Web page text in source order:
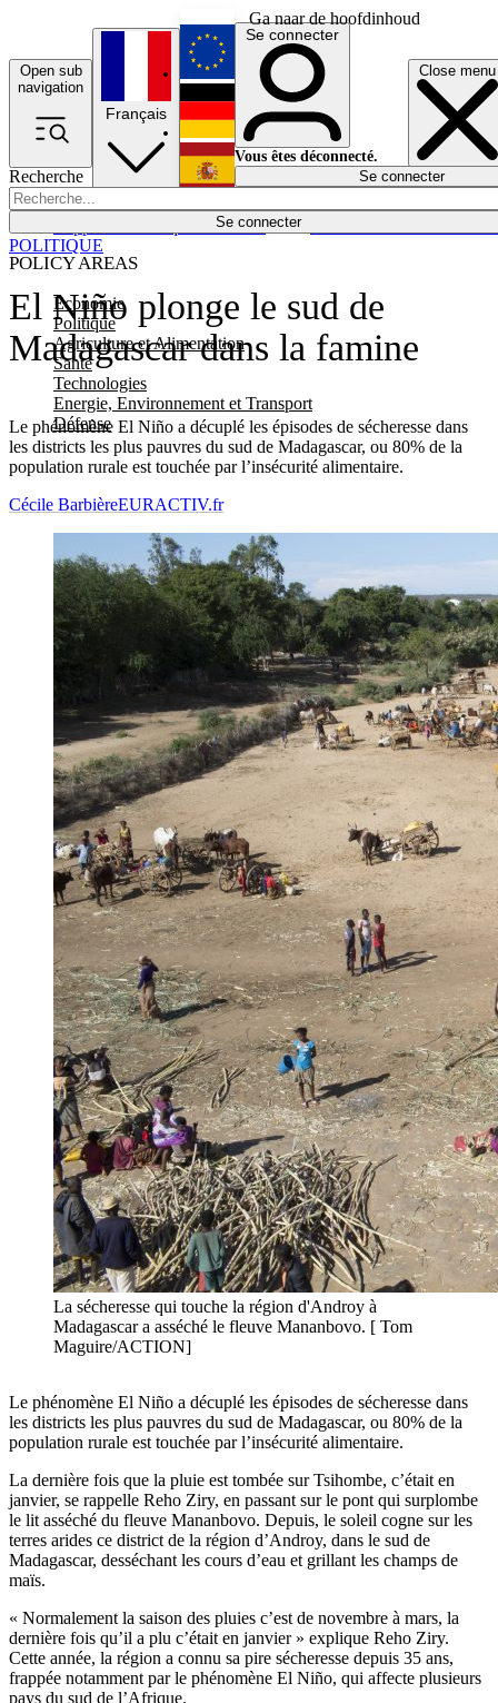
Ga naar de hoofdinhoud
Open sub
navigation
Close menu
Recherche
Se connecter
POLICY AREAS
Economie
Politique
Agriculture et Alimentation
Santé
Technologies
Energie, Environnement et Transport
Défense
Économie
Français
English
Deutsch
Español
Se connecter
Vous êtes déconnecté.
Se connecter
El Niño plonge le sud de
Madagascar dans la famine
Le phénomène El Niño a décuplé les épisodes de sécheresse dans
les districts les plus pauvres du sud de Madagascar, ou 80% de la
population rurale est touchée par l’insécurité alimentaire.
POLITIQUE
Cécile BarbièreEURACTIV.fr
La sécheresse qui touche la région d'Androy à
Madagascar a asséché le fleuve Mananbovo. [ Tom
Maguire/ACTION]
Le phénomène El Niño a décuplé les épisodes de sécheresse dans
les districts les plus pauvres du sud de Madagascar, ou 80% de la
population rurale est touchée par l’insécurité alimentaire.
La dernière fois que la pluie est tombée sur Tsihombe, c’était en
janvier, se rappelle Reho Ziry, en passant sur le pont qui surplombe
le lit asséché du fleuve Mananbovo. Depuis, le soleil cogne sur les
terres arides ce district de la région d’Androy, dans le sud de
Madagascar, desséchant les cours d’eau et grillant les champs de
maïs.
« Normalement la saison des pluies c’est de novembre à mars, la
dernière fois qu’il a plu c’était en janvier » explique Reho Ziry.
Cette année, la région a connu sa pire sécheresse depuis 35 ans,
frappée notamment par le phénomène El Niño, qui affecte plusieurs
pays du sud de l’Afrique.